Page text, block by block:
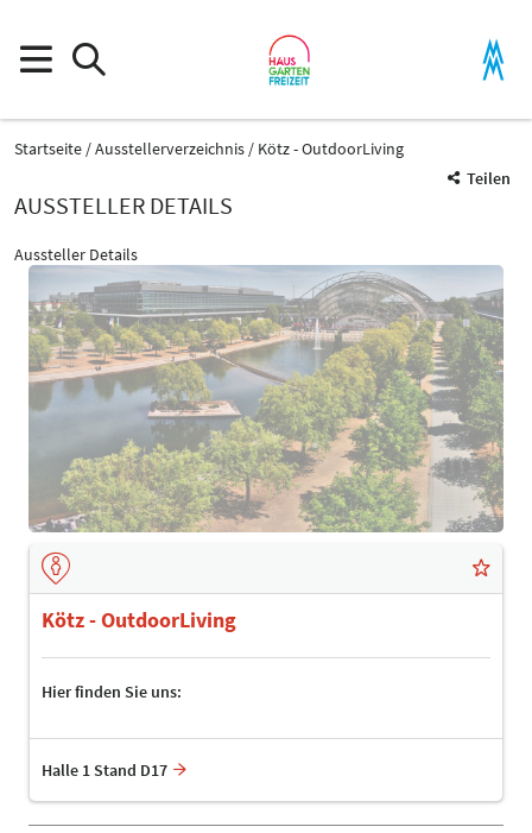
Startseite Ausstellerverzeichnis
Kötz - OutdoorLiving
Teilen
AUSSTELLER DETAILS
Aussteller Details
Kötz - OutdoorLiving
Hier finden Sie uns:
Halle 1 Stand D17